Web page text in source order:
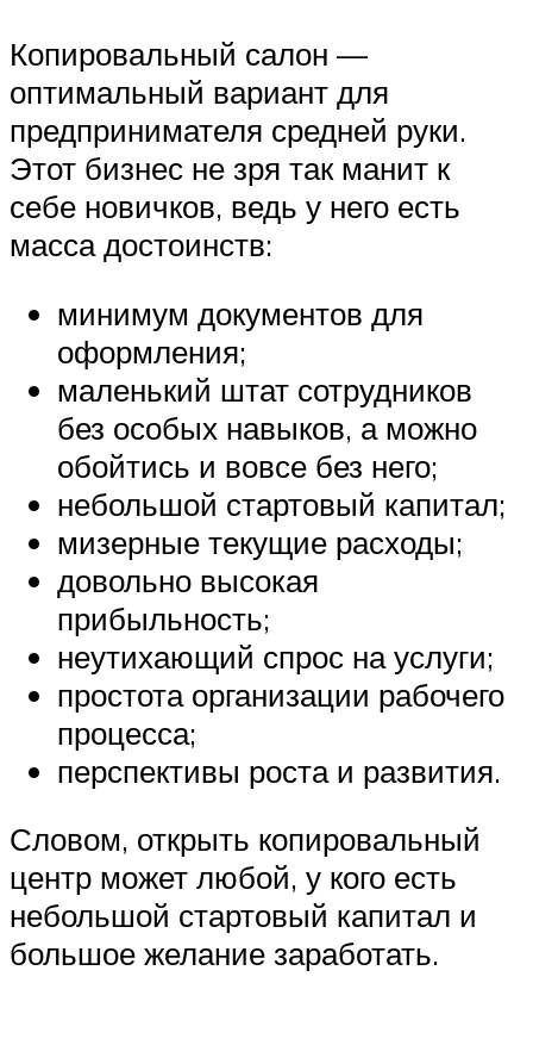
Копировальный салон —
оптимальный вариант для
предпринимателя средней руки.
Этот бизнес не зря так манит к
себе новичков, ведь у него есть
масса достоинств:
минимум документов для
оформления;
маленький штат сотрудников
без особых навыков, а можно
обойтись и вовсе без него;
небольшой стартовый капитал;
мизерные текущие расходы;
довольно высокая
прибыльность;
неутихающий спрос на услуги;
простота организации рабочего
процесса;
перспективы роста и развития.
Словом, открыть копировальный
центр может любой, у кого есть
небольшой стартовый капитал и
большое желание заработать.